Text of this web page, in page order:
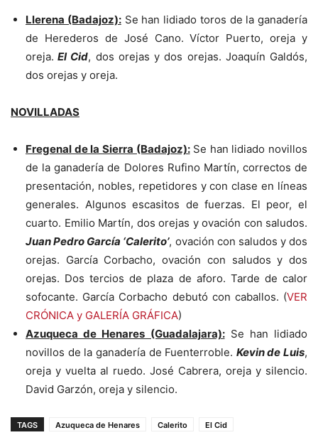
Llerena (Badajoz):Se han lidiado toros de la ganadería
de Herederos de José Cano. Víctor Puerto, oreja y
oreja. El Cid, dos orejas y dos orejas. Joaquín Galdós,
dos orejas y oreja.
NOVILLADAS
Fregenal de la Sierra (Badajoz):Se han lidiado novillos
de la ganadería de Dolores Rufino Martín, correctos de
presentación, nobles, repetidores y con clase en líneas
generales. Algunos escasitos de fuerzas. El peor, el
cuarto. Emilio Martín, dos orejas y ovación con saludos.
Juan Pedro García ‘Calerito’, ovación con saludos y dos
orejas. García Corbacho, ovación con saludos y dos
orejas. Dos tercios de plaza de aforo. Tarde de calor
sofocante. García Corbacho debutó con caballos. (VER
CRÓNICA y GALERÍA GRÁFICA)
Azuqueca de Henares (Guadalajara):Se han lidiado
novillos de la ganadería de Fuenterroble. Kevin de Luis,
oreja y vuelta al ruedo. José Cabrera, oreja y silencio.
David Garzón, oreja y silencio.
TAGS Azuqueca de Henares Calerito El Cid